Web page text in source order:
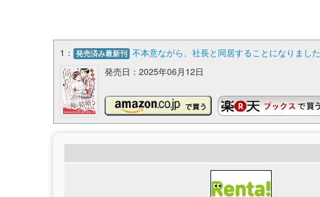
1： 発売済み最新刊 不本意ながら、社長と同居することになりまし
発売日：2025年06月12日